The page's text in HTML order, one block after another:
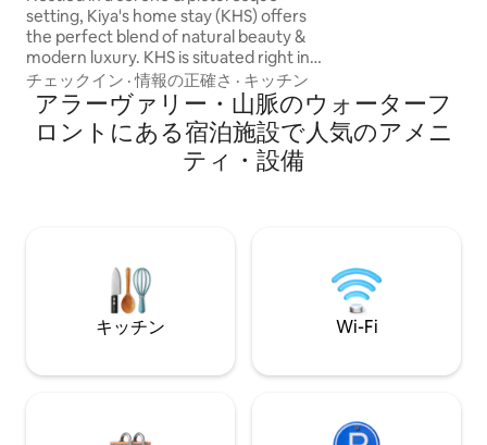
setting, Kiya's home stay (KHS) offers
the perfect blend of natural beauty &
modern luxury. KHS is situated right in
front of the lake. Guest will have the
view of beautiful lake whether they are
cooking in pantry, relaxing on the bed or
chilling in the balcony. Located in the
heart of the Udaipur, KHS is mere
チェックイン ·情報の正確さ · キッチン
するこのお部屋で
れた共用デッキ、
してジャグジーと
アラーヴァリー・山脈のウォーターフ
ロントにある宿泊施設で人気のアメニ
ティ・設備
キッチン Wi-Fi